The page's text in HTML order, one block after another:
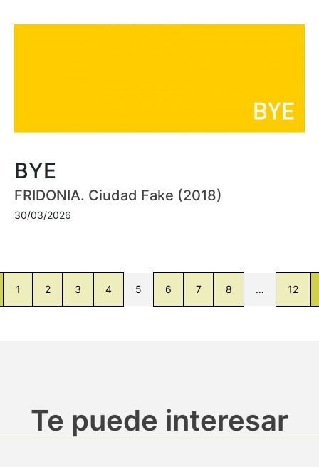
BYE
FRIDONIA. Ciudad Fake (2018)
30/03/2026
1 2 3 4 5 6 7 8 … 12
Te puede interesar